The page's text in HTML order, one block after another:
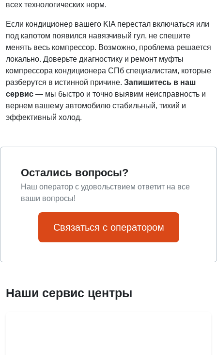
всех технологических норм.
Если кондиционер вашего KIA перестал включаться или
под капотом появился навязчивый гул, не спешите
менять весь компрессор. Возможно, проблема решается
локально. Доверьте диагностику и ремонт муфты
компрессора кондиционера СПб специалистам, которые
разберутся в истинной причине. Запишитесь в наш
сервис — мы быстро и точно выявим неисправность и
вернем вашему автомобилю стабильный, тихий и
эффективный холод.
Остались вопросы?
Наш оператор с удовольствием ответит на все
ваши вопросы!
Связаться с оператором
Наши сервис центры